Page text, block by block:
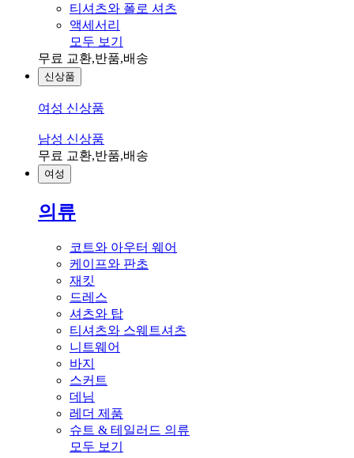
티셔츠와 폴로 셔츠
액세서리
모두 보기
무료 교환,반품,배송
신상품
여성 신상품
남성 신상품
무료 교환,반품,배송
여성
의류
코트와 아우터 웨어
케이프와 판초
재킷
드레스
셔츠와 탑
티셔츠와 스웨트셔츠
니트웨어
바지
스커트
데님
레더 제품
슈트 & 테일러드 의류
모두 보기